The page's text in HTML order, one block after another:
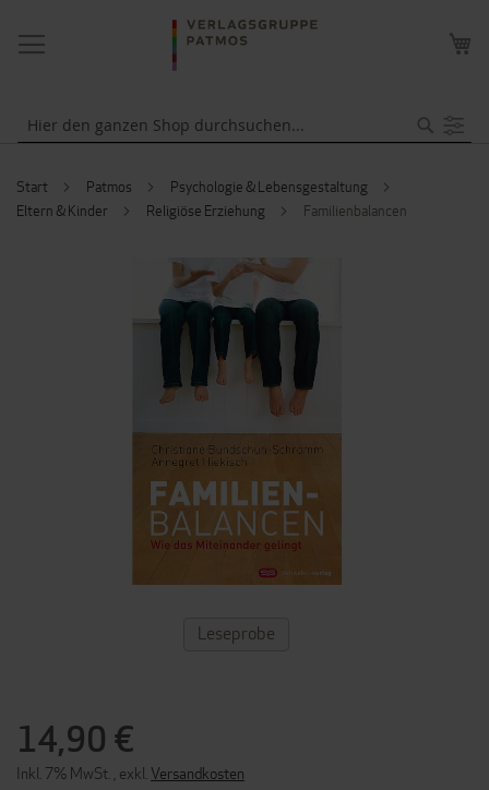
NAVIGATION
UMSCHALTEN
Start Patmos
Psychologie & Lebensgestaltung
Eltern & Kinder
Religiöse Erziehung Familienbalancen
14,90 €
Inkl. 7% MwSt. exkl. Versandkosten
ZUM
ENDE
DER
BILDERGALERIE
SPRINGEN
ZUM
ANFANG
Leseprobe